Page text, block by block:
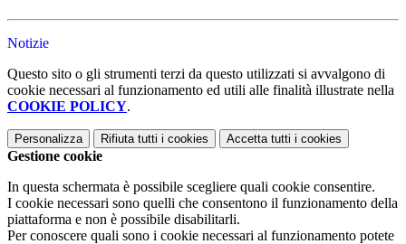
Notizie
Questo sito o gli strumenti terzi da questo utilizzati si avvalgono di
cookie necessari al funzionamento ed utili alle finalità illustrate nella
COOKIE POLICY.
Personalizza Rifiuta tutti i cookies Accetta tutti i cookies
Gestione cookie
In questa schermata è possibile scegliere quali cookie consentire.
I cookie necessari sono quelli che consentono il funzionamento della
piattaforma e non è possibile disabilitarli.
Per conoscere quali sono i cookie necessari al funzionamento potete